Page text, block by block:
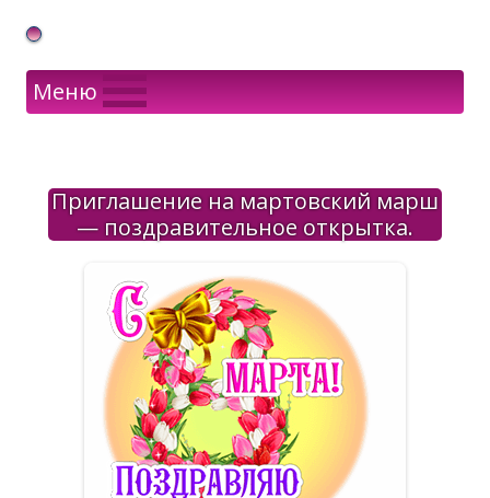
Gif Открытки в подарок
Меню
Приглашение на мартовский марш
— поздравительное открытка.